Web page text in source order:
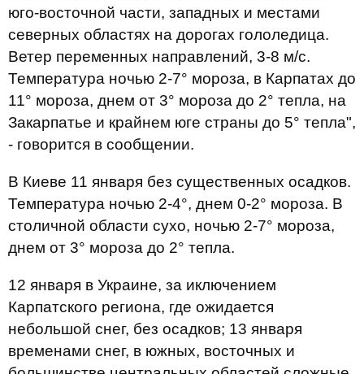
юго-восточной части, западных и местами
северных областях на дорогах гололедица.
Ветер переменных направлений, 3-8 м/с.
Температура ночью 2-7° мороза, в Карпатах до
11° мороза, днем ​​от 3° мороза до 2° тепла, на
Закарпатье и крайнем юге страны до 5° тепла",
- говорится в сообщении.
В Киеве 11 января без существенных осадков.
Температура ночью 2-4°, днем ​​0-2° мороза. В
столичной области сухо, ночью 2-7° мороза,
днем ​​от 3° мороза до 2° тепла.
12 января в Украине, за иключением
Карпатского региона, где ожидается
небольшой снег, без осадков; 13 января
временами снег, в южных, восточных и